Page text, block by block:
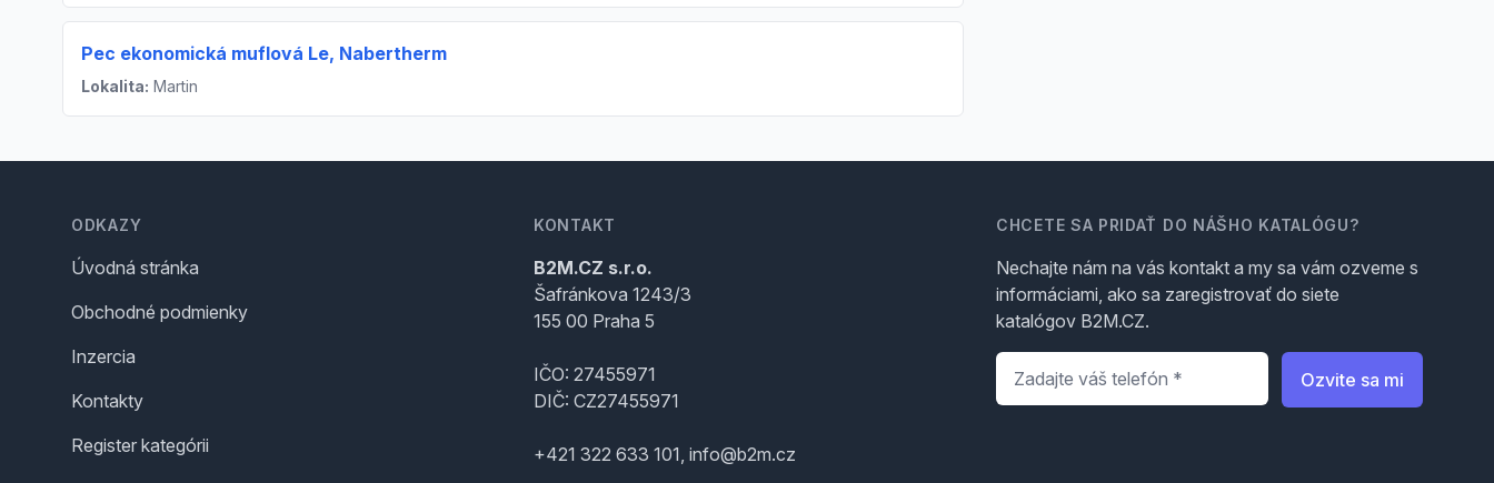
Pec ekonomická muflová Le, Nabertherm
Lokalita: Martin
ODKAZY
Úvodná stránka
Obchodné podmienky
Inzercia
Kontakty
Register kategórii
KONTAKT
B2M.CZ s.r.o.
Šafránkova 1243/3
155 00 Praha 5
IČO: 27455971
DIČ: CZ27455971
+421 322 633 101, info@b2m.cz
CHCETE SA PRIDAŤ DO NÁŠHO KATALÓGU?
Nechajte nám na vás kontakt a my sa vám ozveme s
informáciami, ako sa zaregistrovať do siete
katalógov B2M.CZ.
Telefón
Ozvite sa mi